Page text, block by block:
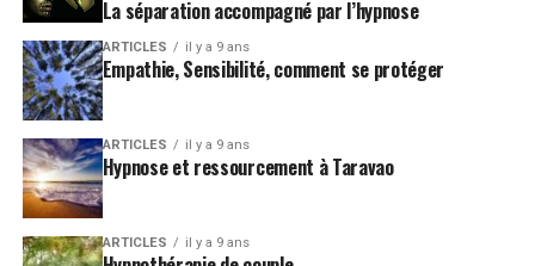
La séparation accompagné par l’hypnose
ARTICLES il y a 9 ans
Empathie, Sensibilité, comment se protéger
ARTICLES il y a 9 ans
Hypnose et ressourcement à Taravao
ARTICLES il y a 9 ans